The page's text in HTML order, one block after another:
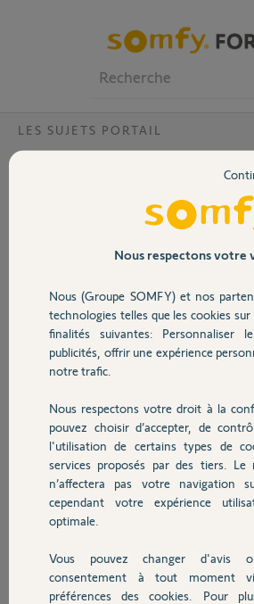
Volet
Sécurité
Domotique
Chauffage
Autres produits
Devis avec un pro
LES SUJETS PORTAIL
J'ai fait une telle platine mais la longueur
vis de fixation fournies ont une tête un peu
fixation du moniteur sur le support de
Quand au fil qui part de la platine de rue
bornes START du moteur de portail il
portail quand on sonne sur la platine de rue ?
Pierre A.
Participer au fil de
Nous respectons votre
Nous (Groupe SOMFY) et nos
technologies telles que les cookies
finalités suivantes: Personnaliser
publicités, offrir une expérience
notre trafic.
Nous respectons votre droit à la
pouvez choisir d’accepter, de
l'utilisation de certains types de
services proposés par des tiers. Le
n’affectera pas votre navigation
cependant votre expérience
optimale.
Vous pouvez changer d'avis
consentement à tout moment
préférences des cookies. Pour